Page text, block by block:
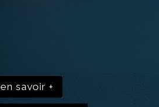
en savoir +